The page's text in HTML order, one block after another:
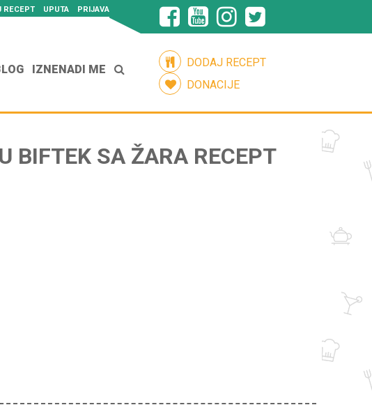
RECEPT UPUTA PRIJAVA
IZNENADI ME
DODAJ RECEPT
DONACIJE
BIFTEK SA ŽARA RECEPT